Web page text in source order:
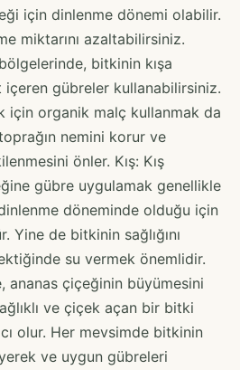
için dinlenme dönemi olabilir.
miktarını azaltabilirsiniz.
bitkinin kışa
içeren gübreler kullanabilirsiniz.
için organik malç kullanmak da
nemini korur ve
önler. Kış: Kış
gübre uygulamak genellikle
döneminde olduğu için
Yine de bitkinin sağlığını
su vermek önemlidir.
ananas çiçeğinin büyümesini
ve çiçek açan bir bitki
olur. Her mevsimde bitkinin
ve uygun gübreleri